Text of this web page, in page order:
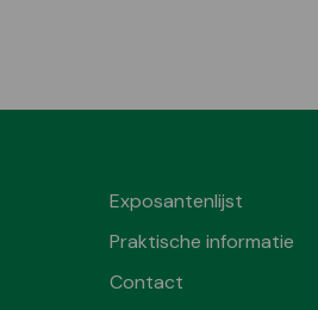
Exposantenlijst
Praktische informatie
Contact